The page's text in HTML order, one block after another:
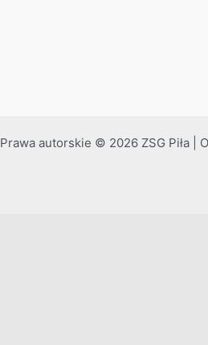
Prawa autorskie © 2026 ZSG Piła |